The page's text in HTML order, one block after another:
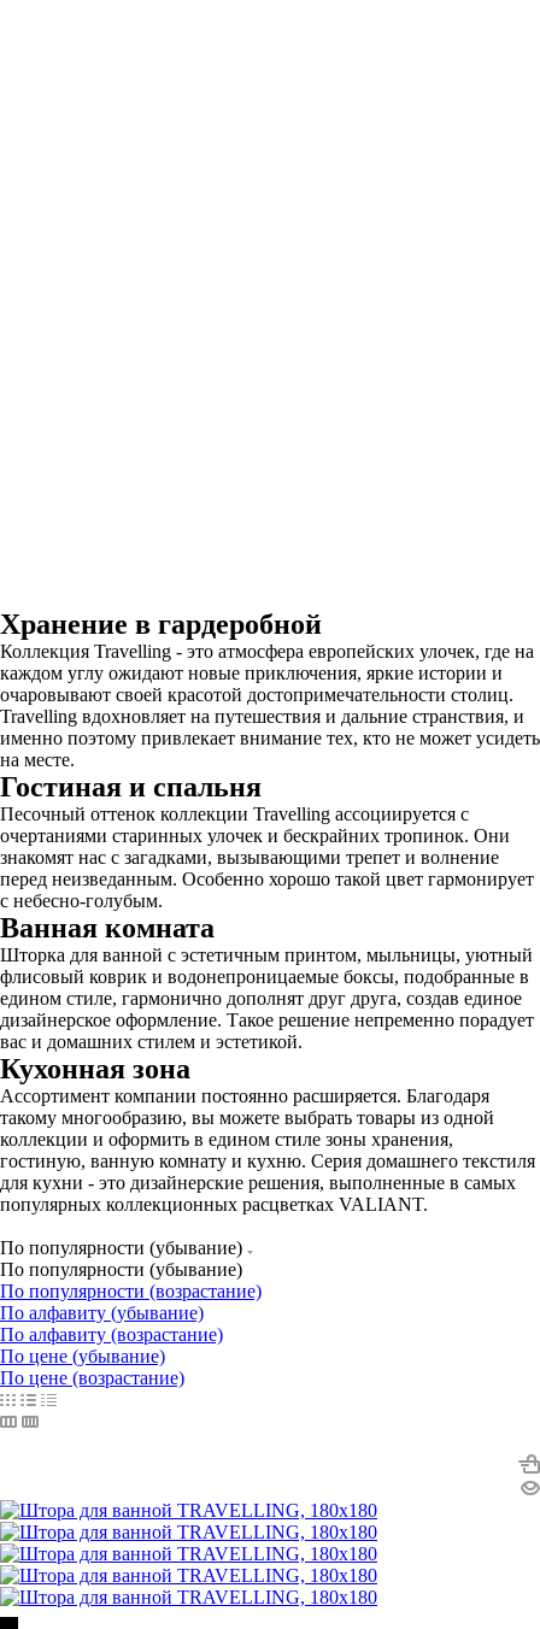
Хранение в гардеробной
Коллекция Travelling - это атмосфера европейских улочек, где на
каждом углу ожидают новые приключения, яркие истории и
очаровывают своей красотой достопримечательности столиц.
Travelling вдохновляет на путешествия и дальние странствия, и
именно поэтому привлекает внимание тех, кто не может усидеть
на месте.
Гостиная и спальня
Песочный оттенок коллекции Travelling ассоциируется с
очертаниями старинных улочек и бескрайних тропинок. Они
знакомят нас с загадками, вызывающими трепет и волнение
перед неизведанным. Особенно хорошо такой цвет гармонирует
с небесно-голубым.
Ванная комната
Шторка для ванной с эстетичным принтом, мыльницы, уютный
флисовый коврик и водонепроницаемые боксы, подобранные в
едином стиле, гармонично дополнят друг друга, создав единое
дизайнерское оформление. Такое решение непременно порадует
вас и домашних стилем и эстетикой.
Кухонная зона
Ассортимент компании постоянно расширяется. Благодаря
такому многообразию, вы можете выбрать товары из одной
коллекции и оформить в едином стиле зоны хранения,
гостиную, ванную комнату и кухню. Серия домашнего текстиля
для кухни - это дизайнерские решения, выполненные в самых
популярных коллекционных расцветках VALIANT.
По популярности (убывание)
По популярности (убывание)
По популярности (возрастание)
По алфавиту (убывание)
По алфавиту (возрастание)
По цене (убывание)
По цене (возрастание)